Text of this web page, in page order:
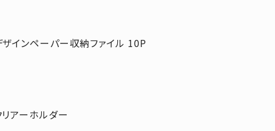
インペーパー収納ファイル 10P
アーホルダー